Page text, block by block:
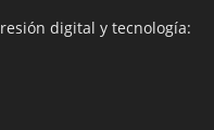
digital y tecnología: